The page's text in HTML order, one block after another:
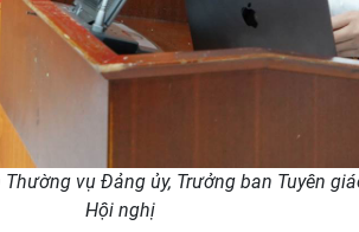
vụ Đảng ủy, Trưởng ban Tuyên
Hội nghị